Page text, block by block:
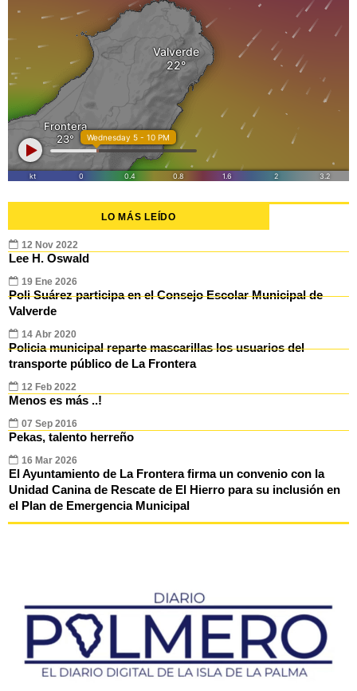
LO MÁS LEÍDO
12 Nov 2022
Lee H. Oswald
19 Ene 2026
Poli Suárez participa en el Consejo Escolar Municipal de
Valverde
14 Abr 2020
Policia municipal reparte mascarillas los usuarios del
transporte público de La Frontera
12 Feb 2022
Menos es más ..!
07 Sep 2016
Pekas, talento herreño
16 Mar 2026
El Ayuntamiento de La Frontera firma un convenio con la
Unidad Canina de Rescate de El Hierro para su inclusión en
el Plan de Emergencia Municipal